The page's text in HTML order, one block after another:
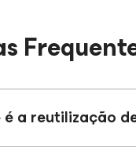
é a reutilização